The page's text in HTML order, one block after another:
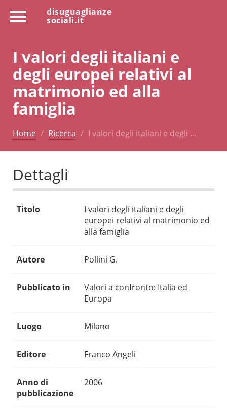
disuguaglianze
sociali.it
I valori degli italiani e
degli europei relativi al
matrimonio ed alla
famiglia
Home Ricerca I valori degli italiani e degli …
Dettagli
Titolo
I valori degli italiani e degli
europei relativi al matrimonio ed
alla famiglia
Autore Pollini G.
Pubblicato in
Valori a confronto: Italia ed
Europa
Luogo Milano
Editore Franco Angeli
Anno di
pubblicazione
2006